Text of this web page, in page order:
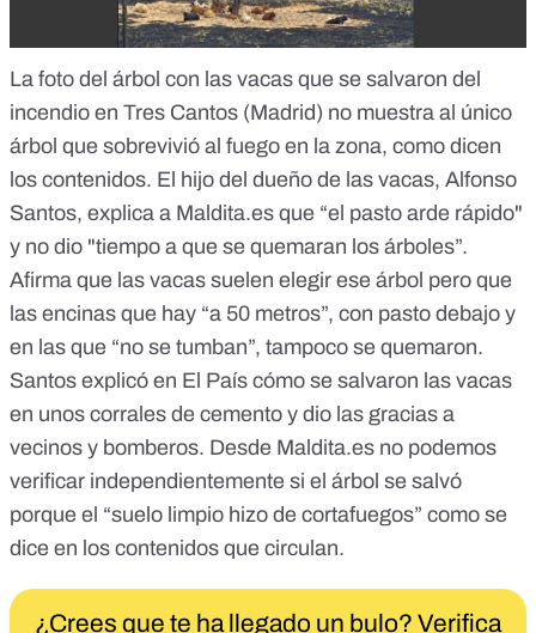
La foto del árbol con las vacas que se salvaron del
incendio en Tres Cantos (Madrid) no muestra al único
árbol que sobrevivió al fuego en la zona, como dicen
los contenidos. El hijo del dueño de las vacas, Alfonso
Santos, explica a Maldita.es que “el pasto arde rápido"
y no dio "tiempo a que se quemaran los árboles”.
Afirma que las vacas suelen elegir ese árbol pero que
las encinas que hay “a 50 metros”, con pasto debajo y
en las que “no se tumban”, tampoco se quemaron.
Santos explicó en El País cómo se salvaron las vacas
en unos corrales de cemento y dio las gracias a
vecinos y bomberos. Desde Maldita.es no podemos
verificar independientemente si el árbol se salvó
porque el “suelo limpio hizo de cortafuegos” como se
dice en los contenidos que circulan.
¿Crees que te ha llegado un bulo? Verifica